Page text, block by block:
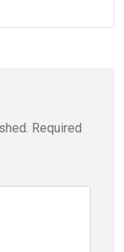
Required